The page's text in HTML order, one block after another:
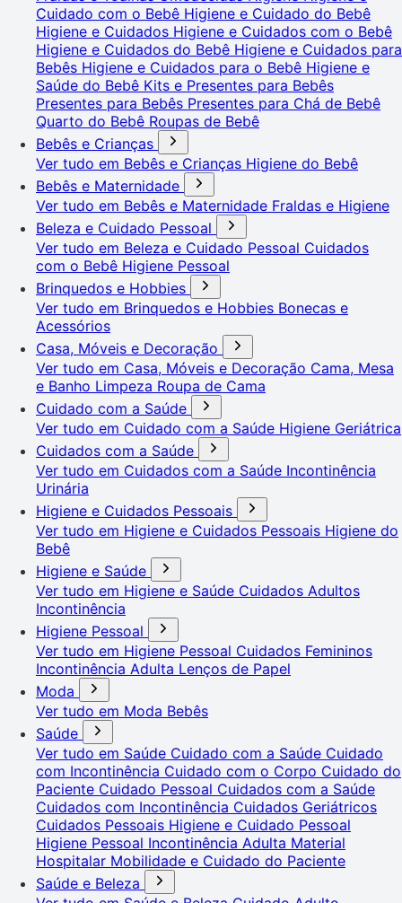
Cuidado com o Bebê Higiene e Cuidado do Bebê
Higiene e Cuidados Higiene e Cuidados com o Bebê
Higiene e Cuidados do Bebê Higiene e Cuidados para
Bebês Higiene e Cuidados para o Bebê Higiene e
Saúde do Bebê Kits e Presentes para Bebês
Presentes para Bebês Presentes para Chá de Bebê
Quarto do Bebê Roupas de Bebê
Bebês e Crianças
Ver tudo em Bebês e Crianças Higiene do Bebê
Bebês e Maternidade
Ver tudo em Bebês e Maternidade Fraldas e Higiene
Beleza e Cuidado Pessoal
Ver tudo em Beleza e Cuidado Pessoal Cuidados
com o Bebê Higiene Pessoal
Brinquedos e Hobbies
Ver tudo em Brinquedos e Hobbies Bonecas e
Acessórios
Casa, Móveis e Decoração
Ver tudo em Casa, Móveis e Decoração Cama, Mesa
e Banho Limpeza Roupa de Cama
Cuidado com a Saúde
Ver tudo em Cuidado com a Saúde Higiene Geriátrica
Cuidados com a Saúde
Ver tudo em Cuidados com a Saúde Incontinência
Urinária
Higiene e Cuidados Pessoais
Ver tudo em Higiene e Cuidados Pessoais Higiene do
Bebê
Higiene e Saúde
Ver tudo em Higiene e Saúde Cuidados Adultos
Incontinência
Higiene Pessoal
Ver tudo em Higiene Pessoal Cuidados Femininos
Incontinência Adulta Lenços de Papel
Moda
Ver tudo em Moda Bebês
Saúde
Ver tudo em Saúde Cuidado com a Saúde Cuidado
com Incontinência Cuidado com o Corpo Cuidado do
Paciente Cuidado Pessoal Cuidados com a Saúde
Cuidados com Incontinência Cuidados Geriátricos
Cuidados Pessoais Higiene e Cuidado Pessoal
Higiene Pessoal Incontinência Adulta Material
Hospitalar Mobilidade e Cuidado do Paciente
Saúde e Beleza